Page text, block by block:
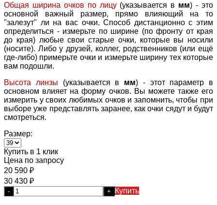
Общая ширина очков по лицу(указывается в мм) - это
основной важный размер, прямо влияющий на то
"залезут" ли на вас очки. Способ дистанционно с этим
определиться - измерьте по ширине (по фронту от края
до края) любые свои старые очки, которые вы носили
(носите). Либо у друзей, коллег, родственников (или ещё
где-либо) примерьте очки и измерьте ширину тех которые
вам подошли.
Высота линзы (указывается в мм) - этот параметр в
основном влияет на форму очков. Вы можете также его
измерить у своих любимых очков и запомнить, чтобы при
выборе уже представлять заранее, как очки сядут и будут
смотреться.
Размер:
Купить в 1 клик
Цена по запросу
20 590 ₽
30 430 ₽
- + Купить